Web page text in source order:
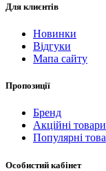
Для клиєнтів
Новинки
Відгуки
Мапа сайту
Пропозиції
Бренд
Акційні товари
Популярні
Особистий кабінет